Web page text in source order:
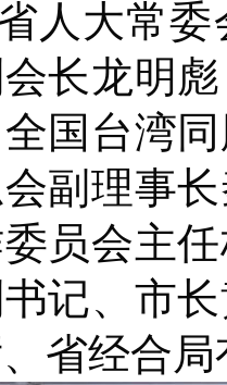
人大常
长龙明
国台湾
副理事
员会主
记、市
省经合